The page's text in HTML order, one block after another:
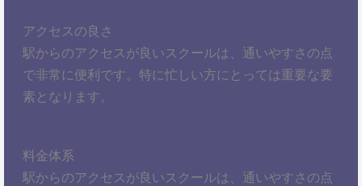
アクセスの良さ
駅からのアクセスが良いスクールは、通いやすさの点
で非常に便利です。特に忙しい方にとっては重要な要
素となります。
料金体系
駅からのアクセスが良いスクールは、通いやすさの点